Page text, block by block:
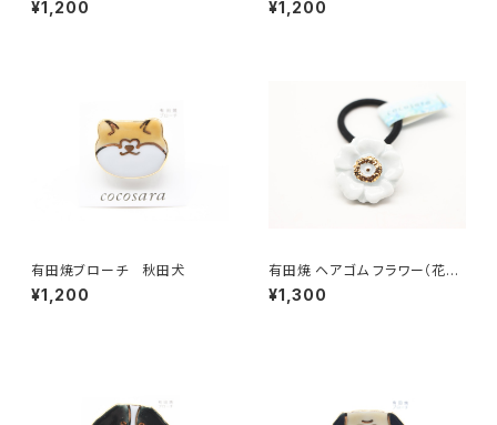
¥1,200 ¥1,200
有田焼ブローチ 秋田犬
¥1,200
有田焼 ヘアゴム フラワー（花芯
金彩） ホワイト
¥1,300